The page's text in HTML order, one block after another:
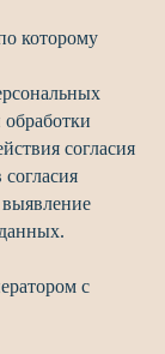
которому
согласия
с